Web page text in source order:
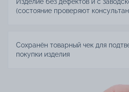
(состояние проверяют
Сохранён товарный чек для
покупки изделия